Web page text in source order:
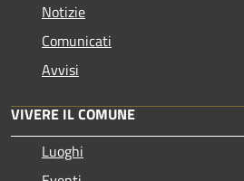
Notizie
Comunicati
Avvisi
VIVERE IL COMUNE
Luoghi